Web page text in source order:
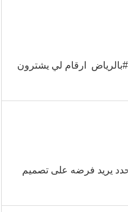
ارقام لي يشترون
يريد فرضه على تصميم